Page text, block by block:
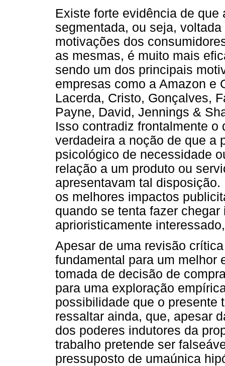
Existe forte evidência de
segmentada, ou seja,
motivações dos
as mesmas, é muito mais
sendo um dos principais
empresas como a Amazon e
Lacerda, Cristo, Gonçalves,
Payne, David, Jennings &
Isso contradiz frontalmente
verdadeira a noção de que a
psicológico de necessidade
relação a um produto ou
apresentavam tal
os melhores impactos
quando se tenta fazer
aprioristicamente
Apesar de uma revisão
fundamental para um melhor
tomada de decisão de
para uma exploração
possibilidade que o presente
ressaltar ainda, que, apesar
dos poderes indutores da
trabalho pretende ser
pressuposto de umaúnica